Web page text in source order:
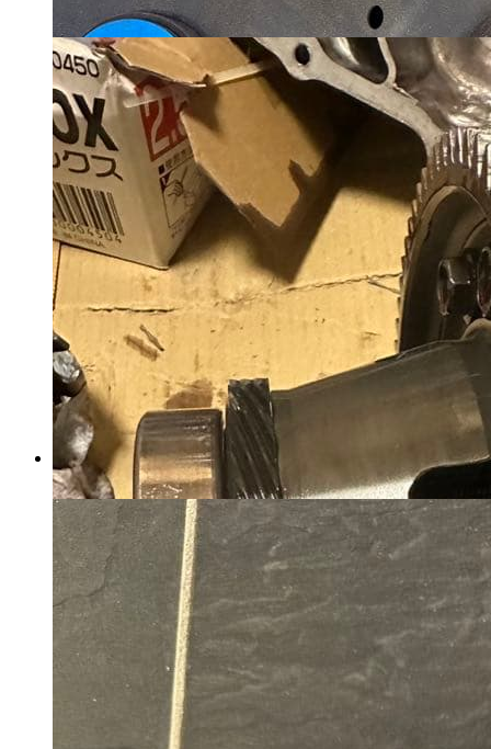
別*所様 ZN6 86 リア ロアアー
ム 調整式
マイストア在庫： 4733
税込
7598円
カートに入れる